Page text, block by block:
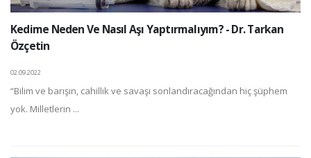
Kedime Neden Ve Nasıl Aşı Yaptırmalıyım? - Dr. Tarkan
Özçetin
02.09.2022
“Bilim ve barışın, cahillik ve savaşı sonlandıracağından hiç şüphem
yok. Milletlerin ...